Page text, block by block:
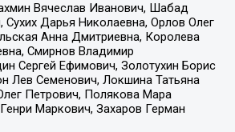
Вячеслав Иванович, Шабад
Дарья Николаевна, Орлов Олег
Анна Дмитриевна, Королева
Смирнов Владимир
Сергей Ефимович, Золотухин Борис
Лев Семенович, Локшина Татьяна
Петрович, Полякова Мара
Маркович, Захаров Герман